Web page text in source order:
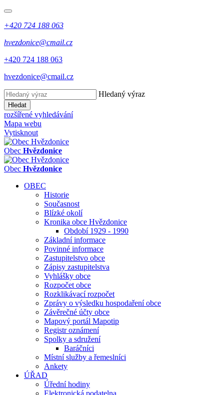
+420 724 188 063
hvezdonice@cmail.cz
+420 724 188 063
hvezdonice@cmail.cz
Hledaný výraz
Hledat
rozšířené vyhledávání
Mapa webu
Vytisknout
Obec Hvězdonice
Obec Hvězdonice
OBEC
Historie
Současnost
Blízké okolí
Kronika obce Hvězdonice
Období 1929 - 1990
Základní informace
Povinné informace
Zastupitelstvo obce
Zápisy zastupitelstva
Vyhlášky obce
Rozpočet obce
Rozklikávací rozpočet
Zprávy o výsledku hospodaření obce
Závěrečné účty obce
Mapový portál Mapotip
Registr oznámení
Spolky a sdružení
Baráčníci
Místní služby a řemeslníci
Ankety
ÚŘAD
Úřední hodiny
Elektronická podatelna